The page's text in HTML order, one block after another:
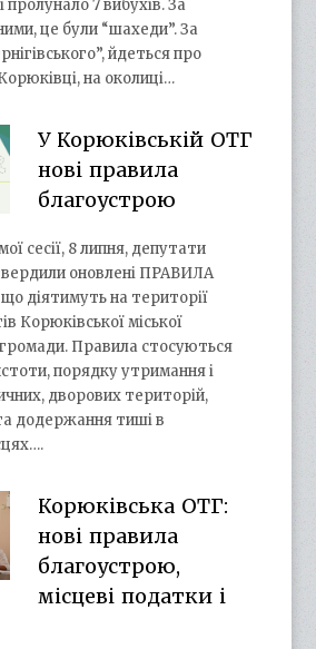
пролунало 7 вибухів. За
це були “шахеди”. За
йдеться про
на околиці…
У Корюківській ОТГ
нові правила
благоустрою
сесії, 8 липня, депутати
оновлені ПРАВИЛА
діятимуть на території
Корюківської міської
Правила стосуються
порядку утримання і
дворових територій,
додержання тиші в
Корюківська ОТГ:
нові правила
благоустрою,
місцеві податки і